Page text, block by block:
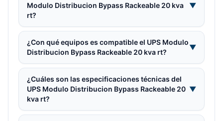
Modulo Distribucion Bypass Rackeable 20 kva
rt?
▼
¿Con qué equipos es compatible el UPS Modulo
Distribucion Bypass Rackeable 20 kva rt?
▼
¿Cuáles son las especificaciones técnicas del
UPS Modulo Distribucion Bypass Rackeable 20
kva rt?
▼